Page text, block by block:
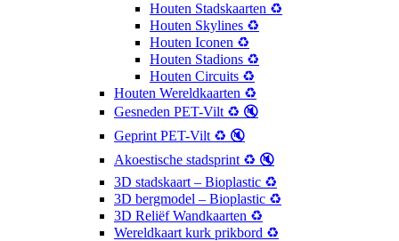
Houten Stadskaarten ♻️
Houten Skylines ♻️
Houten Iconen ♻️
Houten Stadions ♻️
Houten Circuits ♻️
Houten Wereldkaarten ♻️
Gesneden PET-Vilt ♻️ 🔇
Geprint PET-Vilt ♻️ 🔇
Akoestische stadsprint ♻️ 🔇
3D stadskaart – Bioplastic ♻️
3D bergmodel – Bioplastic ♻️
3D Reliëf Wandkaarten ♻️
Wereldkaart kurk prikbord ♻️